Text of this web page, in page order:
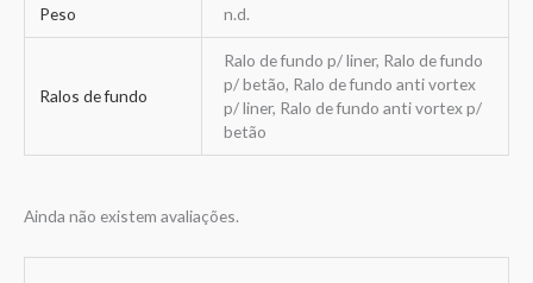
Peso n.d.
Ralos de fundo
Ralo de fundo p/ liner, Ralo de fundo
p/ betão, Ralo de fundo anti vortex
p/ liner, Ralo de fundo anti vortex p/
betão
Ainda não existem avaliações.